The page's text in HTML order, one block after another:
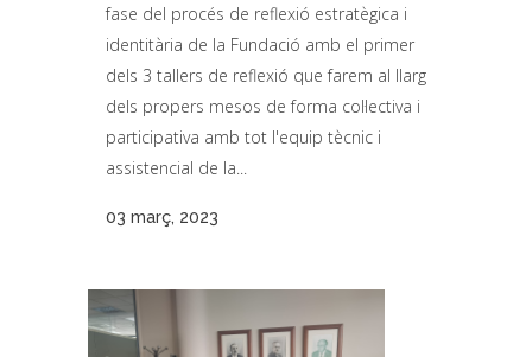
fase del procés de reflexió estratègica i
identitària de la Fundació amb el primer
dels 3 tallers de reflexió que farem al llarg
dels propers mesos de forma col·lectiva i
participativa amb tot l'equip tècnic i
assistencial de la...
03 març, 2023